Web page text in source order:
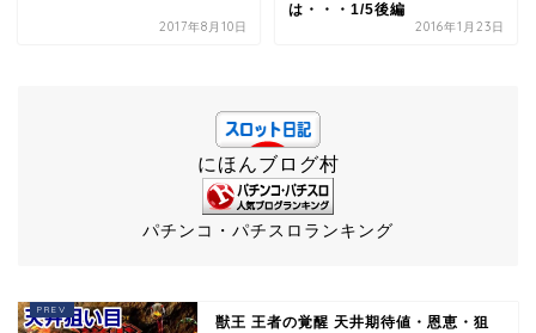
2017年8月10日
は・・・1/5後編
2016年1月23日
にほんブログ村
パチンコ・パチスロランキング
獣王 王者の覚醒 天井期待値・恩恵・狙